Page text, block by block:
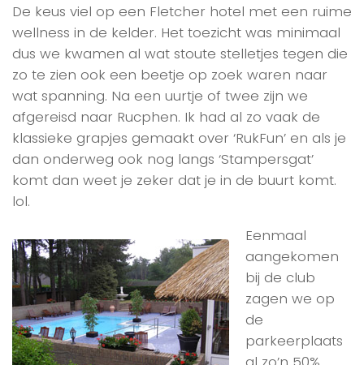
De keus viel op een Fletcher hotel met een ruime
wellness in de kelder. Het toezicht was minimaal
dus we kwamen al wat stoute stelletjes tegen die
zo te zien ook een beetje op zoek waren naar
wat spanning. Na een uurtje of twee zijn we
afgereisd naar Rucphen. Ik had al zo vaak de
klassieke grapjes gemaakt over ‘RukFun’ en als je
dan onderweg ook nog langs ‘Stampersgat’
komt dan weet je zeker dat je in de buurt komt.
lol.
Eenmaal
aangekomen
bij de club
zagen we op
de
parkeerplaats